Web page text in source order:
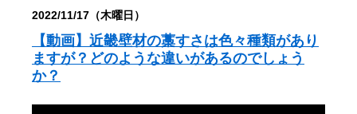
2022/11/17（木曜日）
【動画】近畿壁材の藁すさは色々種類があり
ますが？どのような違いがあるのでしょう
か？